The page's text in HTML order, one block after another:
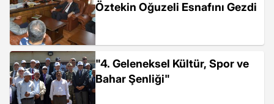
Öztekin Oğuzeli Esnafını Gezdi
"4. Geleneksel Kültür, Spor ve
Bahar Şenliği"